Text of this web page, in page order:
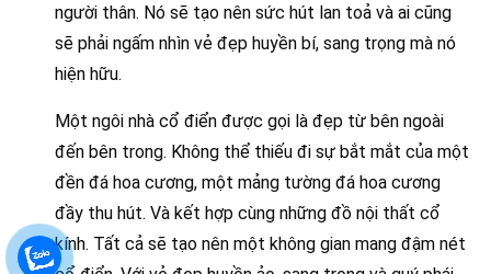
người thân. Nó sẽ tạo nên sức hút lan toả và ai cũng
sẽ phải ngấm nhìn vẻ đẹp huyền bí, sang trọng mà nó
hiện hữu.
Một ngôi nhà cổ điển được gọi là đẹp từ bên ngoài
đến bên trong. Không thể thiếu đi sự bắt mắt của một
đền đá hoa cương, một mảng tường đá hoa cương
đầy thu hút. Và kết hợp cùng những đồ nội thất cổ
kính. Tất cả sẽ tạo nên một không gian mang đậm nét